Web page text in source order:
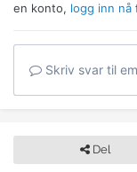
en konto, logg inn nå
Skriv svar til
Del